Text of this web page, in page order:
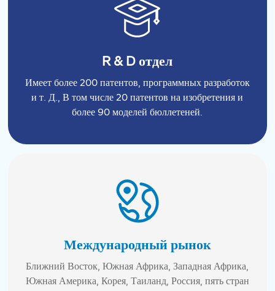
R & D отдел
Имеет более 200 патентов, программных разработок
и т. Д., В том числе 20 патентов на изобретения и
более 90 моделей бюллетеней.
Международный рынок
Ближний Восток, Южная Африка, Западная Африка,
Южная Америка, Корея, Таиланд, Россия, пять стран